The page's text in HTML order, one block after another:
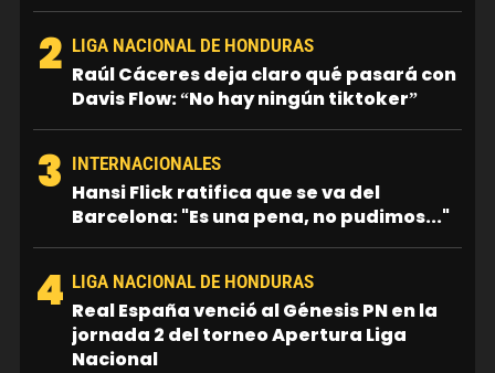
2 LIGA NACIONAL DE HONDURAS
Raúl Cáceres deja claro qué pasará con
Davis Flow: “No hay ningún tiktoker”
3 INTERNACIONALES
Hansi Flick ratifica que se va del
Barcelona: "Es una pena, no pudimos..."
4 LIGA NACIONAL DE HONDURAS
Real España venció al Génesis PN en la
jornada 2 del torneo Apertura Liga
Nacional